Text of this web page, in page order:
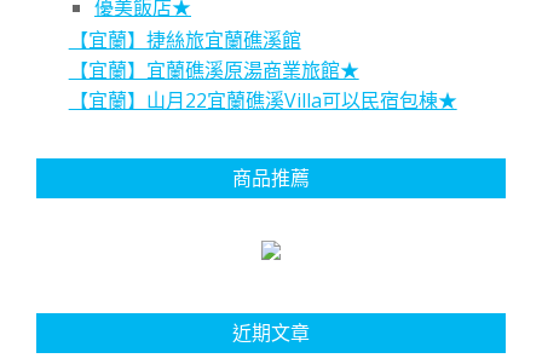
優美飯店★
【宜蘭】捷絲旅宜蘭礁溪館
【宜蘭】宜蘭礁溪原湯商業旅館★
【宜蘭】山月22宜蘭礁溪Villa可以民宿包棟★
商品推薦
近期文章